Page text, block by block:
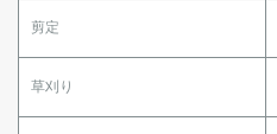
剪定
草刈り